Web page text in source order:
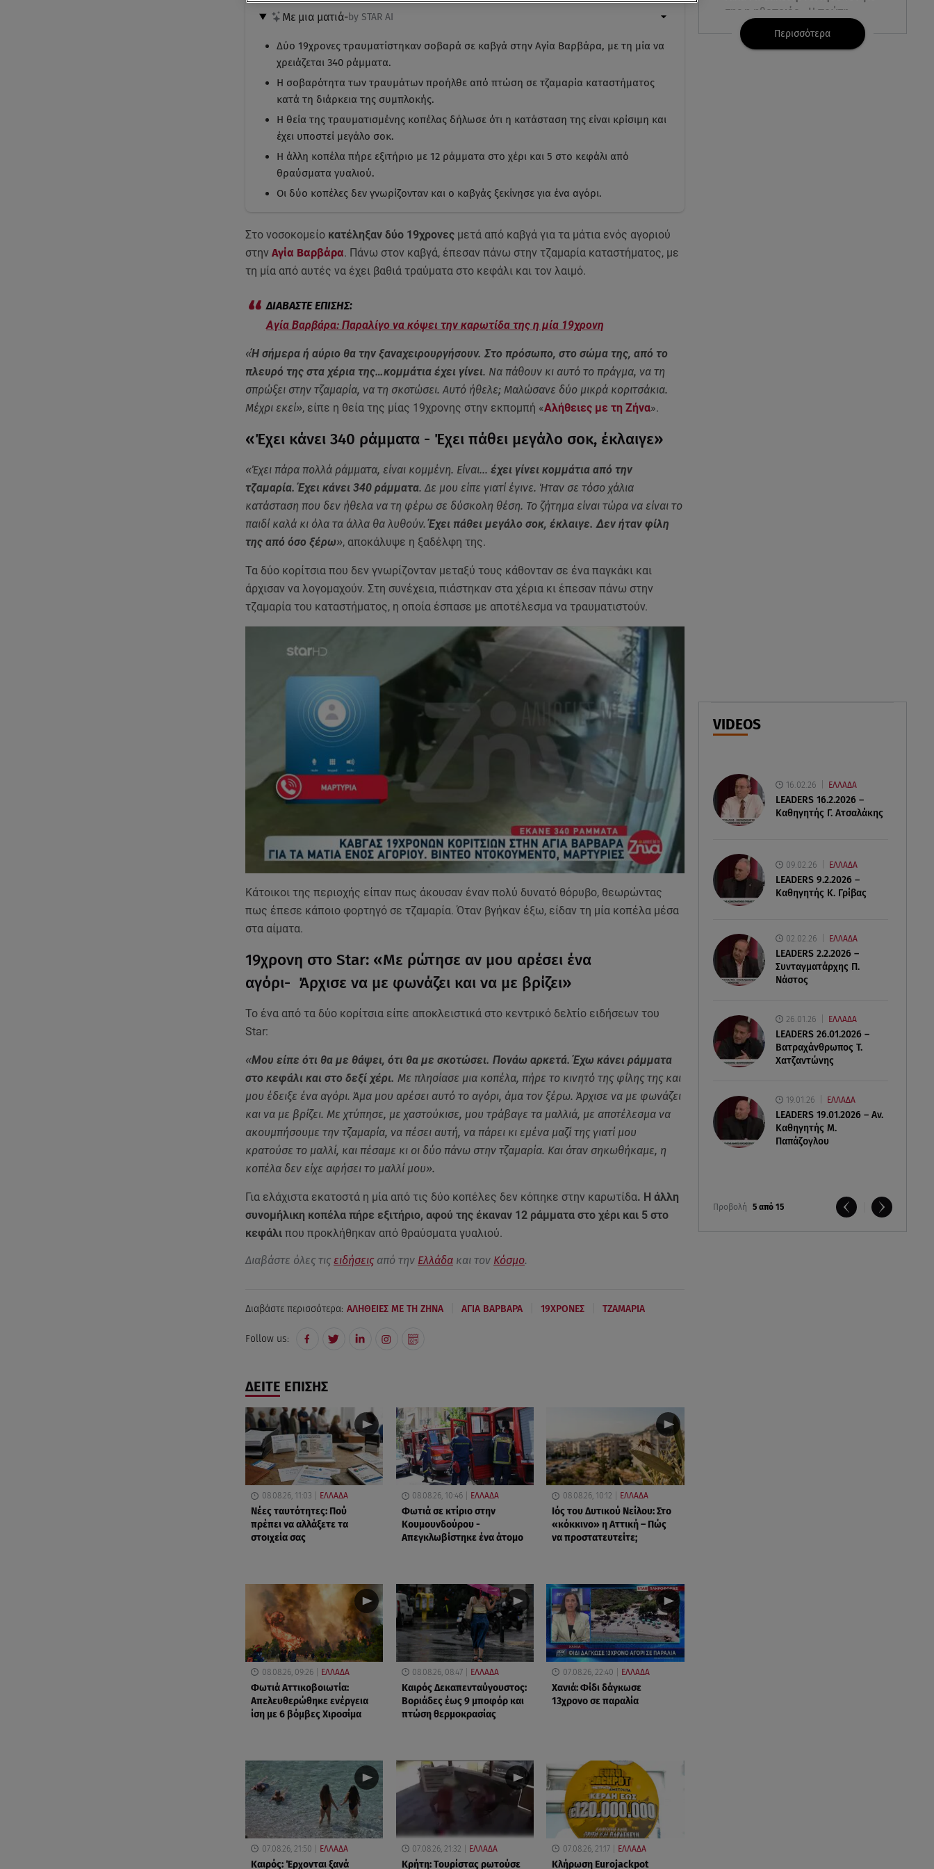
της η ηθοποιός - Η πρώτη
φωτογραφία
Καιρός: Έρχονται ξανά 40άρια -
Περισσότερα
VIDEOS
16.02.26 ΕΛΛΑΔΑ
LEADERS 16.2.2026 –
Καθηγητής Γ. Ατσαλάκης
09.02.26 ΕΛΛΑΔΑ
LEADERS 9.2.2026 –
Καθηγητής Κ. Γρίβας
02.02.26 ΕΛΛΑΔΑ
LEADERS 2.2.2026 –
Συνταγματάρχης Π.
Νάστος
26.01.26 ΕΛΛΑΔΑ
LEADERS 26.01.2026 –
Βατραχάνθρωπος Τ.
Χατζαντώνης
19.01.26 ΕΛΛΑΔΑ
LEADERS 19.01.2026 – Αν.
Καθηγητής Μ.
Παπάζογλου
Προβολή 5 από 15
Με μια ματιά-by STAR AI
Δύο 19χρονες τραυματίστηκαν σοβαρά σε καβγά στην Αγία Βαρβάρα, με τη μία να
χρειάζεται 340 ράμματα.
Η σοβαρότητα των τραυμάτων προήλθε από πτώση σε τζαμαρία καταστήματος
κατά τη διάρκεια της συμπλοκής.
Η θεία της τραυματισμένης κοπέλας δήλωσε ότι η κατάσταση της είναι κρίσιμη και
έχει υποστεί μεγάλο σοκ.
Η άλλη κοπέλα πήρε εξιτήριο με 12 ράμματα στο χέρι και 5 στο κεφάλι από
θραύσματα γυαλιού.
Οι δύο κοπέλες δεν γνωρίζονταν και ο καβγάς ξεκίνησε για ένα αγόρι.
Στο νοσοκομείο κατέληξαν δύο 19χρονεςμετά από καβγά για τα μάτια ενός αγοριού
στην Αγία Βαρβάρα. Πάνω στον καβγά, έπεσαν πάνω στην τζαμαρία καταστήματος, με
τη μία από αυτές να έχει βαθιά τραύματα στο κεφάλι και τον λαιμό.
Αγία Βαρβάρα: Παραλίγο να κόψει την καρωτίδα της η μία 19χρονη
«Ή σήμερα ή αύριο θα την ξαναχειρουργήσουν. Στο πρόσωπο, στο σώμα της, από το
πλευρό της στα χέρια της…κομμάτια έχει γίνει. Να πάθουν κι αυτό το πράγμα, να τη
σπρώξει στην τζαμαρία, να τη σκοτώσει. Αυτό ήθελε; Μαλώσανε δύο μικρά κοριτσάκια.
Μέχρι εκεί», είπε η θεία της μίας 19χρονης στην εκπομπή «Αλήθειες με τη Ζήνα».
«Έχει κάνει 340 ράμματα - Έχει πάθει μεγάλο σοκ, έκλαιγε»
«Έχει πάρα πολλά ράμματα, είναι κομμένη. Είναι... έχει γίνει κομμάτια από την
τζαμαρία. Έχει κάνει 340 ράμματα. Δε μου είπε γιατί έγινε. Ήταν σε τόσο χάλια
κατάσταση που δεν ήθελα να τη φέρω σε δύσκολη θέση. Το ζήτημα είναι τώρα να είναι το
παιδί καλά κι όλα τα άλλα θα λυθούν.Έχει πάθει μεγάλο σοκ, έκλαιγε. Δεν ήταν φίλη
της από όσο ξέρω», αποκάλυψε η ξαδέλφη της.
Τα δύο κορίτσια που δεν γνωρίζονταν μεταξύ τους κάθονταν σε ένα παγκάκι και
άρχισαν να λογομαχούν. Στη συνέχεια, πιάστηκαν στα χέρια κι έπεσαν πάνω στην
τζαμαρία του καταστήματος, η οποία έσπασε με αποτέλεσμα να τραυματιστούν.
Κάτοικοι της περιοχής είπαν πως άκουσαν έναν πολύ δυνατό θόρυβο, θεωρώντας
πως έπεσε κάποιο φορτηγό σε τζαμαρία. Όταν βγήκαν έξω, είδαν τη μία κοπέλα μέσα
στα αίματα.
19χρονη στο Star: «Με ρώτησε αν μου αρέσει ένα
αγόρι- Άρχισε να με φωνάζει και να με βρίζει»
Το ένα από τα δύο κορίτσια είπε αποκλειστικά στο κεντρικό δελτίο ειδήσεων του
Star:
«Μου είπε ότι θα με θάψει, ότι θα με σκοτώσει. Πονάω αρκετά. Έχω κάνει ράμματα
στο κεφάλι και στο δεξί χέρι. Με πλησίασε μια κοπέλα, πήρε το κινητό της φίλης της και
μου έδειξε ένα αγόρι. Άμα μου αρέσει αυτό το αγόρι, άμα τον ξέρω. Άρχισε να με φωνάζει
και να με βρίζει. Με χτύπησε, με χαστούκισε, μου τράβαγε τα μαλλιά, με αποτέλεσμα να
ακουμπήσουμε την τζαμαρία, να πέσει αυτή, να πάρει κι εμένα μαζί της γιατί μου
κρατούσε το μαλλί, και πέσαμε κι οι δύο πάνω στην τζαμαρία. Και όταν σηκωθήκαμε, η
κοπέλα δεν είχε αφήσει το μαλλί μου».
Για ελάχιστα εκατοστά η μία από τις δύο κοπέλες δεν κόπηκε στην καρωτίδα. Η άλλη
συνομήλικη κοπέλα πήρε εξιτήριο, αφού της έκαναν 12 ράμματα στο χέρι και 5 στο
κεφάλι που προκλήθηκαν από θραύσματα γυαλιού.
Διαβάστε όλες τις ειδήσειςαπό την Ελλάδακαι τον Κόσμο.
Διαβάστε περισσότερα: ΑΛΗΘΕΙΕΣ ΜΕ ΤΗ ΖΗΝΑ ΑΓΙΑ ΒΑΡΒΑΡΑ 19ΧΡΟΝΕΣ ΤΖΑΜΑΡΙΑ
Follow us:
ΔΕΙΤΕ ΕΠΙΣΗΣ
08.08.26, 11:03 ΕΛΛΑΔΑ
Νέες ταυτότητες: Πού
πρέπει να αλλάξετε τα
στοιχεία σας
08.08.26, 10:46 ΕΛΛΑΔΑ
Φωτιά σε κτίριο στην
Κουμουνδούρου -
Απεγκλωβίστηκε ένα άτομο
08.08.26, 10:12 ΕΛΛΑΔΑ
Ιός του Δυτικού Νείλου: Στο
«κόκκινο» η Αττική – Πώς
να προστατευτείτε;
08.08.26, 09:26 ΕΛΛΑΔΑ
Φωτιά Αττικοβοιωτία:
Απελευθερώθηκε ενέργεια
ίση με 6 βόμβες Χιροσίμα
08.08.26, 08:47 ΕΛΛΑΔΑ
Καιρός Δεκαπενταύγουστος:
Βοριάδες έως 9 μποφόρ και
πτώση θερμοκρασίας
07.08.26, 22:40 ΕΛΛΑΔΑ
Χανιά: Φίδι δάγκωσε
13χρονο σε παραλία
07.08.26, 21:50 ΕΛΛΑΔΑ
Καιρός: Έρχονται ξανά
07.08.26, 21:32 ΕΛΛΑΔΑ
Κρήτη: Τουρίστας ρωτούσε
07.08.26, 21:17 ΕΛΛΑΔΑ
Κλήρωση Eurojackpot